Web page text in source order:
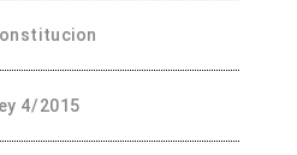
4/2015